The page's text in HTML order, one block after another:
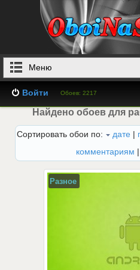
Меню
Войти Обоев: 2217
Найдено обоев для
Сортировать обои по: дате |
комментариям |
Разное